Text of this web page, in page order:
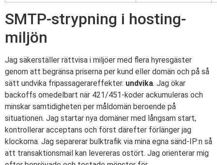
SMTP-strypning i hosting-
miljön
Jag säkerställer rättvisa i miljöer med flera hyresgäster
genom att begränsa priserna per kund eller domän och på så
sätt undvika fripassagerareffekter. undvika. Jag ökar
backoffs omedelbart när 421/451-koder ackumuleras och
minskar samtidigheten per måldomän beroende på
situationen. Jag startar nya domäner med långsam start,
kontrollerar acceptans och först därefter förlänger jag
klockorna. Jag separerar bulktrafik via mina egna sänd-IP:n så
att transaktionsmail kan levereras ostört. Jag orienterar mig